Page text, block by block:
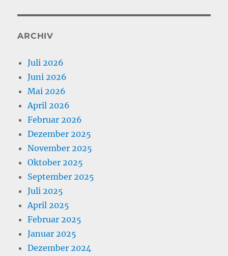
ARCHIV
Juli 2026
Juni 2026
Mai 2026
April 2026
Februar 2026
Dezember 2025
November 2025
Oktober 2025
September 2025
Juli 2025
April 2025
Februar 2025
Januar 2025
Dezember 2024